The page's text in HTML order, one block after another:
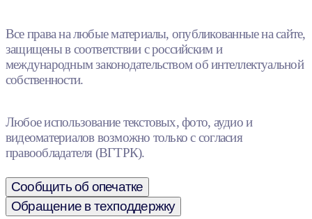
Все права на любые материалы, опубликованные на сайте,
защищены в соответствии с российским и
международным законодательством об интеллектуальной
собственности.
Любое использование текстовых, фото, аудио и
видеоматериалов возможно только с согласия
правообладателя (ВГТРК).
Сообщить об опечатке
Обращение в техподдержку